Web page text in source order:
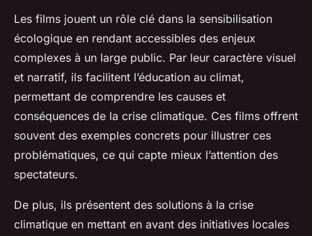
Les films jouent un rôle clé dans la sensibilisation
écologique en rendant accessibles des enjeux
complexes à un large public. Par leur caractère visuel
et narratif, ils facilitent l’éducation au climat,
permettant de comprendre les causes et
conséquences de la crise climatique. Ces films offrent
souvent des exemples concrets pour illustrer ces
problématiques, ce qui capte mieux l’attention des
spectateurs.
De plus, ils présentent des solutions à la crise
climatique en mettant en avant des initiatives locales